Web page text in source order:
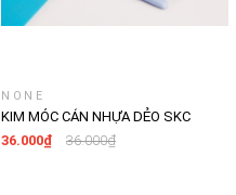
NONE
KIM MÓC CÁN NHỰA DẺO SKC
36.000₫
36.000₫